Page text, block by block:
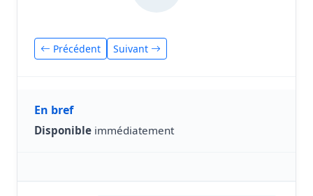
Précédent Suivant
En bref
Disponible immédiatement